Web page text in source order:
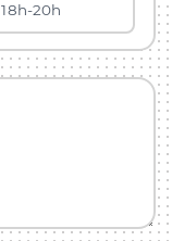
18h-20h